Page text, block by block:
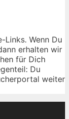
Wenn Du
erhalten wir
für Dich
Du
weiter